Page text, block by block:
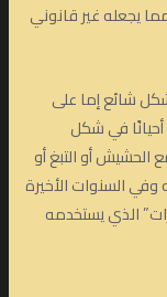
يجعله غير قانوني
شائع إما على
في شكل
أو التبغ أو
وفي السنوات الأخيرة
الذي يستخدمه